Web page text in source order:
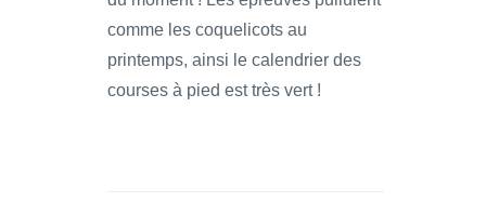
comme les coquelicots au
printemps, ainsi le calendrier des
courses à pied est très vert !